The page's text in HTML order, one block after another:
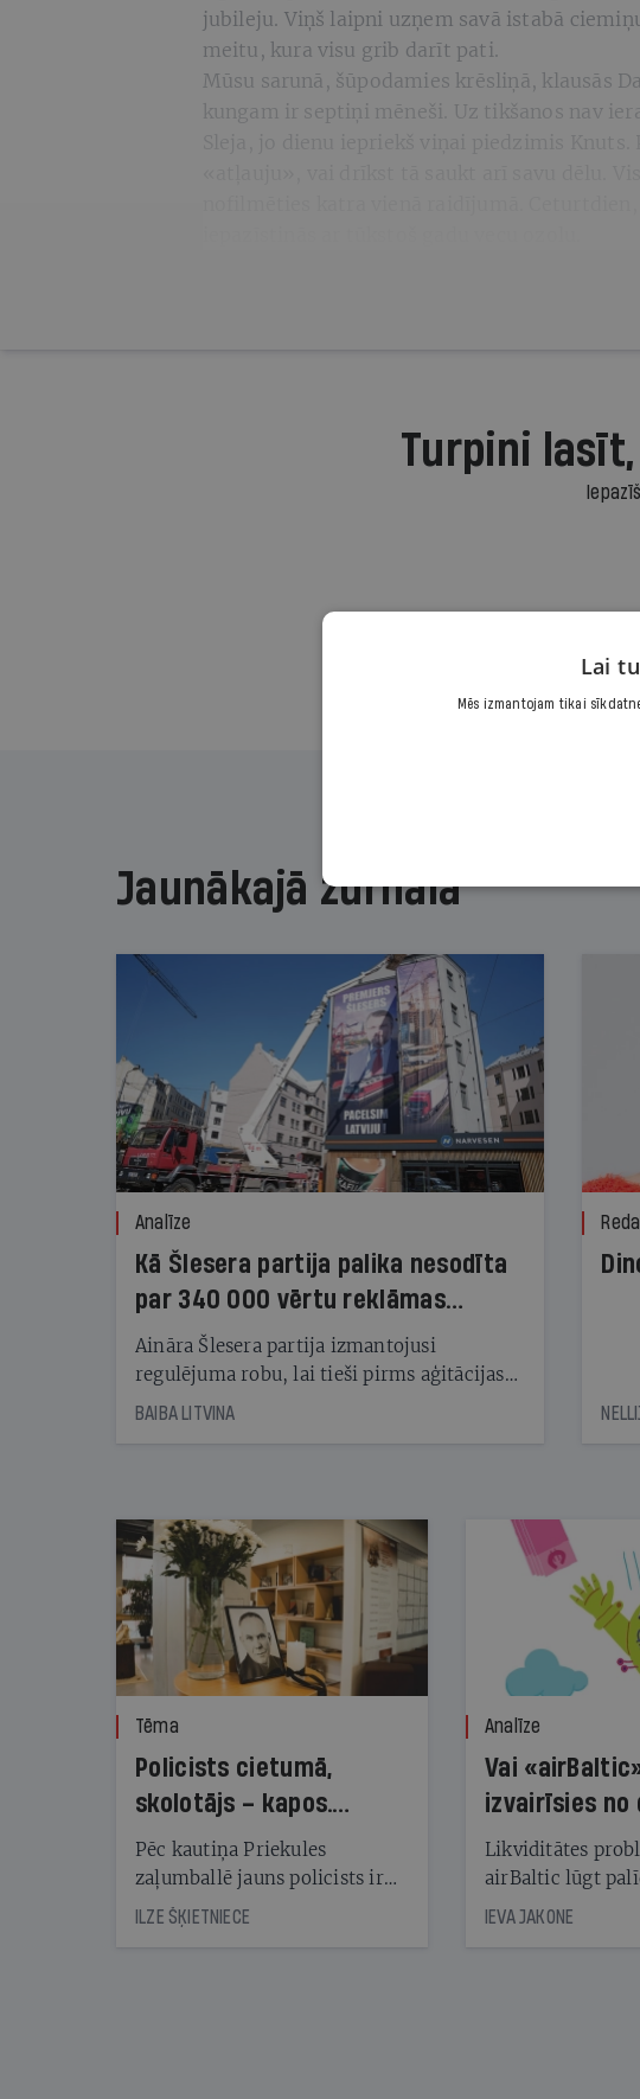
jubileju. Viņš laipni uzņem savā istabā
meitu, kura visu grib darīt pati.
Mūsu sarunā, šūpodamies krēsliņā, klausās
kungam ir septiņi mēneši. Uz tikšanos nav
Turpini
Jaunākajā žurnālā
Analīze
Kā Šlesera partija palika nesodīta
par 340 000 vērtu reklāmas
kampaņu
Aināra Šlesera partija izmantojusi
regulējuma robu, lai tieši pirms aģitācijas
starta izreklamētos par summu, kas
BAIBA LITVINA
Tēma
Policists cietumā,
skolotājs – kapos.
Reibuma cena Priekulē
Pēc kautiņa Priekules
zaļumballē jauns policists ir
nonācis cietumā, bet
cienījams pedagogs — kapos.
ILZE ŠĶIETNIECE
Analīze
Vai
izvairīsies no
Likviditātes
airBaltic lūgt
obligāciju
samaksāt
kas jāpārskaita
pirms nākamās
IEVA JAKONE
Lai
Mēs izmantojam tikai